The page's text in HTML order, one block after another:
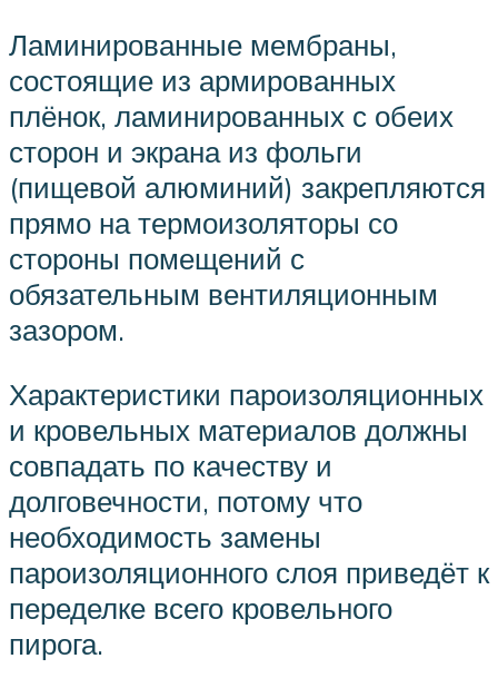
Ламинированные мембраны,
состоящие из армированных
плёнок, ламинированных с обеих
сторон и экрана из фольги
(пищевой алюминий) закрепляются
прямо на термоизоляторы со
стороны помещений с
обязательным вентиляционным
зазором.
Характеристики пароизоляционных
и кровельных материалов должны
совпадать по качеству и
долговечности, потому что
необходимость замены
пароизоляционного слоя приведёт к
переделке всего кровельного
пирога.